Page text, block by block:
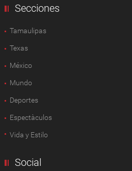
Secciones
Tamaulipas
Texas
México
Mundo
Deportes
Espectàculos
Vida y Estilo
Social